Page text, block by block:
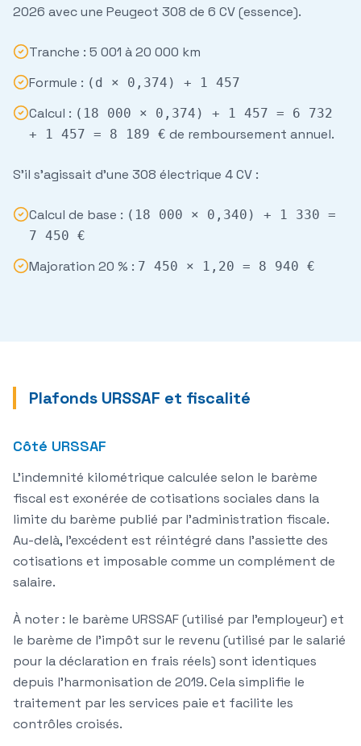
2026 avec une Peugeot 308 de 6 CV (essence).
Tranche : 5 001 à 20 000 km
Formule : (d × 0,374) + 1 457
Calcul : (18 000 × 0,374) + 1 457 = 6 732
+ 1 457 = 8 189 € de remboursement annuel.
S'il s'agissait d'une 308 électrique 4 CV :
Calcul de base : (18 000 × 0,340) + 1 330 =
7 450 €
Majoration 20 % : 7 450 × 1,20 = 8 940 €
Plafonds URSSAF et fiscalité
Côté URSSAF
L'indemnité kilométrique calculée selon le barème
fiscal est exonérée de cotisations sociales dans la
limite du barème publié par l'administration fiscale.
Au-delà, l'excédent est réintégré dans l'assiette des
cotisations et imposable comme un complément de
salaire.
À noter : le barème URSSAF (utilisé par l'employeur) et
le barème de l'impôt sur le revenu (utilisé par le salarié
pour la déclaration en frais réels) sont identiques
depuis l'harmonisation de 2019. Cela simplifie le
traitement par les services paie et facilite les
contrôles croisés.